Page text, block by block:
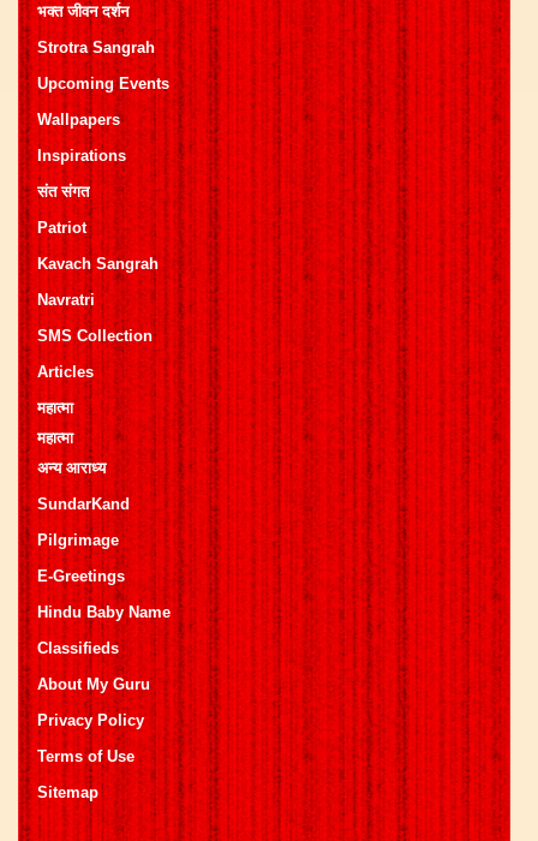
भक्त जीवन दर्शन
Strotra Sangrah
Upcoming Events
Wallpapers
Inspirations
संत संगत
Patriot
Kavach Sangrah
Navratri
SMS Collection
Articles
महात्मा
महात्मा
अन्य आराध्य
SundarKand
Pilgrimage
E-Greetings
Hindu Baby Name
Classifieds
About My Guru
Privacy Policy
Terms of Use
Sitemap